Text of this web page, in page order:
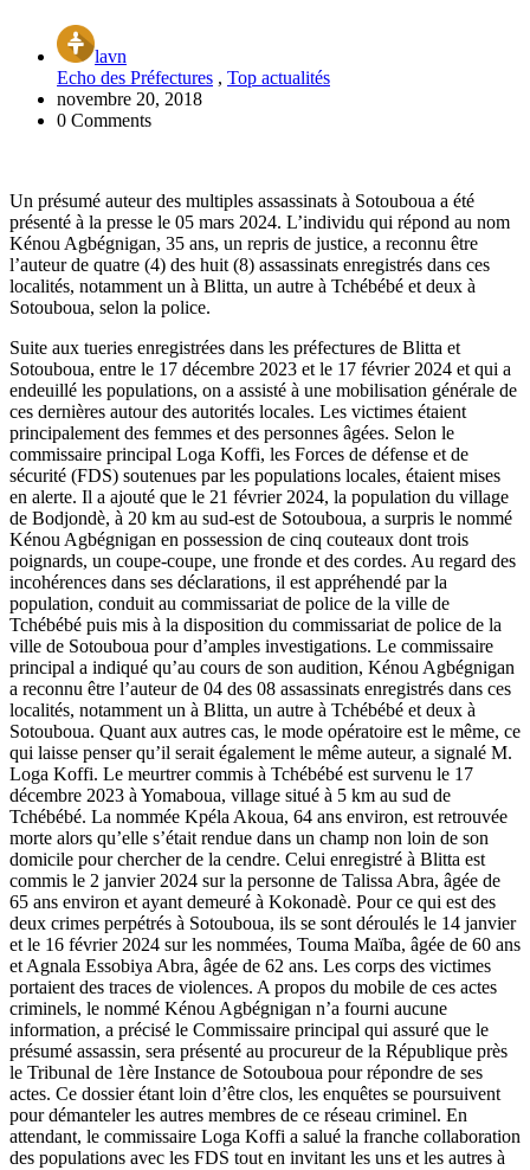
lavn
Echo des Préfectures , Top actualités
novembre 20, 2018
0 Comments
Un présumé auteur des multiples assassinats à Sotouboua a été
présenté à la presse le 05 mars 2024. L’individu qui répond au nom
Kénou Agbégnigan, 35 ans, un repris de justice, a reconnu être
l’auteur de quatre (4) des huit (8) assassinats enregistrés dans ces
localités, notamment un à Blitta, un autre à Tchébébé et deux à
Sotouboua, selon la police.
Suite aux tueries enregistrées dans les préfectures de Blitta et
Sotouboua, entre le 17 décembre 2023 et le 17 février 2024 et qui a
endeuillé les populations, on a assisté à une mobilisation générale de
ces dernières autour des autorités locales. Les victimes étaient
principalement des femmes et des personnes âgées. Selon le
commissaire principal Loga Koffi, les Forces de défense et de
sécurité (FDS) soutenues par les populations locales, étaient mises
en alerte. Il a ajouté que le 21 février 2024, la population du village
de Bodjondè, à 20 km au sud-est de Sotouboua, a surpris le nommé
Kénou Agbégnigan en possession de cinq couteaux dont trois
poignards, un coupe-coupe, une fronde et des cordes. Au regard des
incohérences dans ses déclarations, il est appréhendé par la
population, conduit au commissariat de police de la ville de
Tchébébé puis mis à la disposition du commissariat de police de la
ville de Sotouboua pour d’amples investigations. Le commissaire
principal a indiqué qu’au cours de son audition, Kénou Agbégnigan
a reconnu être l’auteur de 04 des 08 assassinats enregistrés dans ces
localités, notamment un à Blitta, un autre à Tchébébé et deux à
Sotouboua. Quant aux autres cas, le mode opératoire est le même, ce
qui laisse penser qu’il serait également le même auteur, a signalé M.
Loga Koffi. Le meurtrer commis à Tchébébé est survenu le 17
décembre 2023 à Yomaboua, village situé à 5 km au sud de
Tchébébé. La nommée Kpéla Akoua, 64 ans environ, est retrouvée
morte alors qu’elle s’était rendue dans un champ non loin de son
domicile pour chercher de la cendre. Celui enregistré à Blitta est
commis le 2 janvier 2024 sur la personne de Talissa Abra, âgée de
65 ans environ et ayant demeuré à Kokonadè. Pour ce qui est des
deux crimes perpétrés à Sotouboua, ils se sont déroulés le 14 janvier
et le 16 février 2024 sur les nommées, Touma Maïba, âgée de 60 ans
et Agnala Essobiya Abra, âgée de 62 ans. Les corps des victimes
portaient des traces de violences. A propos du mobile de ces actes
criminels, le nommé Kénou Agbégnigan n’a fourni aucune
information, a précisé le Commissaire principal qui assuré que le
présumé assassin, sera présenté au procureur de la République près
le Tribunal de 1ère Instance de Sotouboua pour répondre de ses
actes. Ce dossier étant loin d’être clos, les enquêtes se poursuivent
pour démanteler les autres membres de ce réseau criminel. En
attendant, le commissaire Loga Koffi a salué la franche collaboration
des populations avec les FDS tout en invitant les uns et les autres à